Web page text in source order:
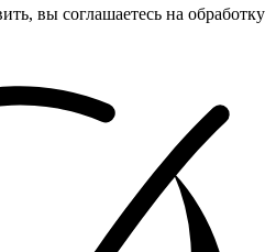
вы соглашаетесь на обработку